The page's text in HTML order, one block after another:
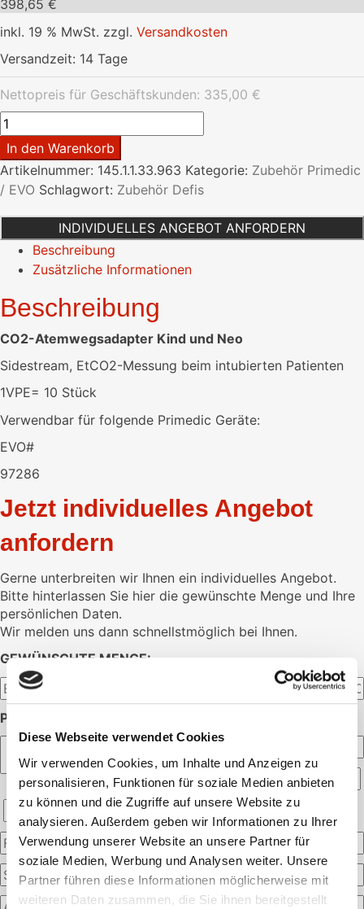
Diese Webseite verwendet Cookies
Wir verwenden Cookies, um Inhalte und Anzeigen zu
personalisieren, Funktionen für soziale Medien anbieten
zu können und die Zugriffe auf unsere Website zu
analysieren. Außerdem geben wir Informationen zu Ihrer
Verwendung unserer Website an unsere Partner für
soziale Medien, Werbung und Analysen weiter. Unsere
Partner führen diese Informationen möglicherweise mit
weiteren Daten zusammen, die Sie ihnen bereitgestellt
398,65 €
inkl. 19 % MwSt. zzgl. Versandkosten
Versandzeit: 14 Tage
Nettopreis für Geschäftskunden: 335,00 €
CO2-
Atemwegsadapter
Kind
und
Neo
Menge
In den Warenkorb
Artikelnummer: 145.1.1.33.963 Kategorie: Zubehör Primedic
/ EVO Schlagwort: Zubehör Defis
INDIVIDUELLES ANGEBOT ANFORDERN
Beschreibung
Zusätzliche Informationen
Beschreibung
CO2-Atemwegsadapter Kind und Neo
Sidestream, EtCO2-Messung beim intubierten Patienten
1VPE= 10 Stück
Verwendbar für folgende Primedic Geräte:
EVO#
97286
Jetzt individuelles Angebot
anfordern
Gerne unterbreiten wir Ihnen ein individuelles Angebot.
Bitte hinterlassen Sie hier die gewünschte Menge und Ihre
persönlichen Daten.
Wir melden uns dann schnellstmöglich bei Ihnen.
GEWÜNSCHTE MENGE:
PERSÖNLICHE ANGABEN: